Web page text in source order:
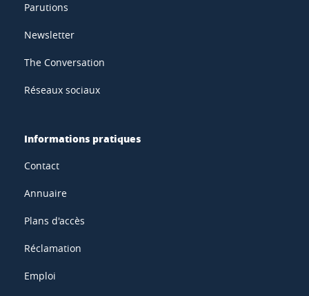
Parutions
Newsletter
The Conversation
Réseaux sociaux
Informations pratiques
Contact
Annuaire
Plans d'accès
Réclamation
Emploi